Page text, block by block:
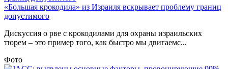
«Большая крокодила» из Израиля вскрывает проблему границ
допустимого
Дискуссия о рве с крокодилами для охраны израильских
тюрем – это пример того, как быстро мы двигаемс...
Фото